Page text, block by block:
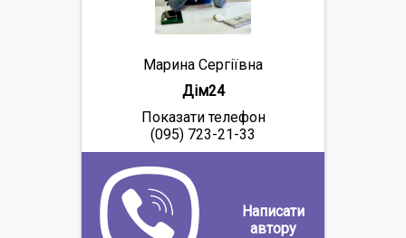
Марина Сергіївна
Дім24
Показати телефон
(095) 723-21-33
Написати
автору